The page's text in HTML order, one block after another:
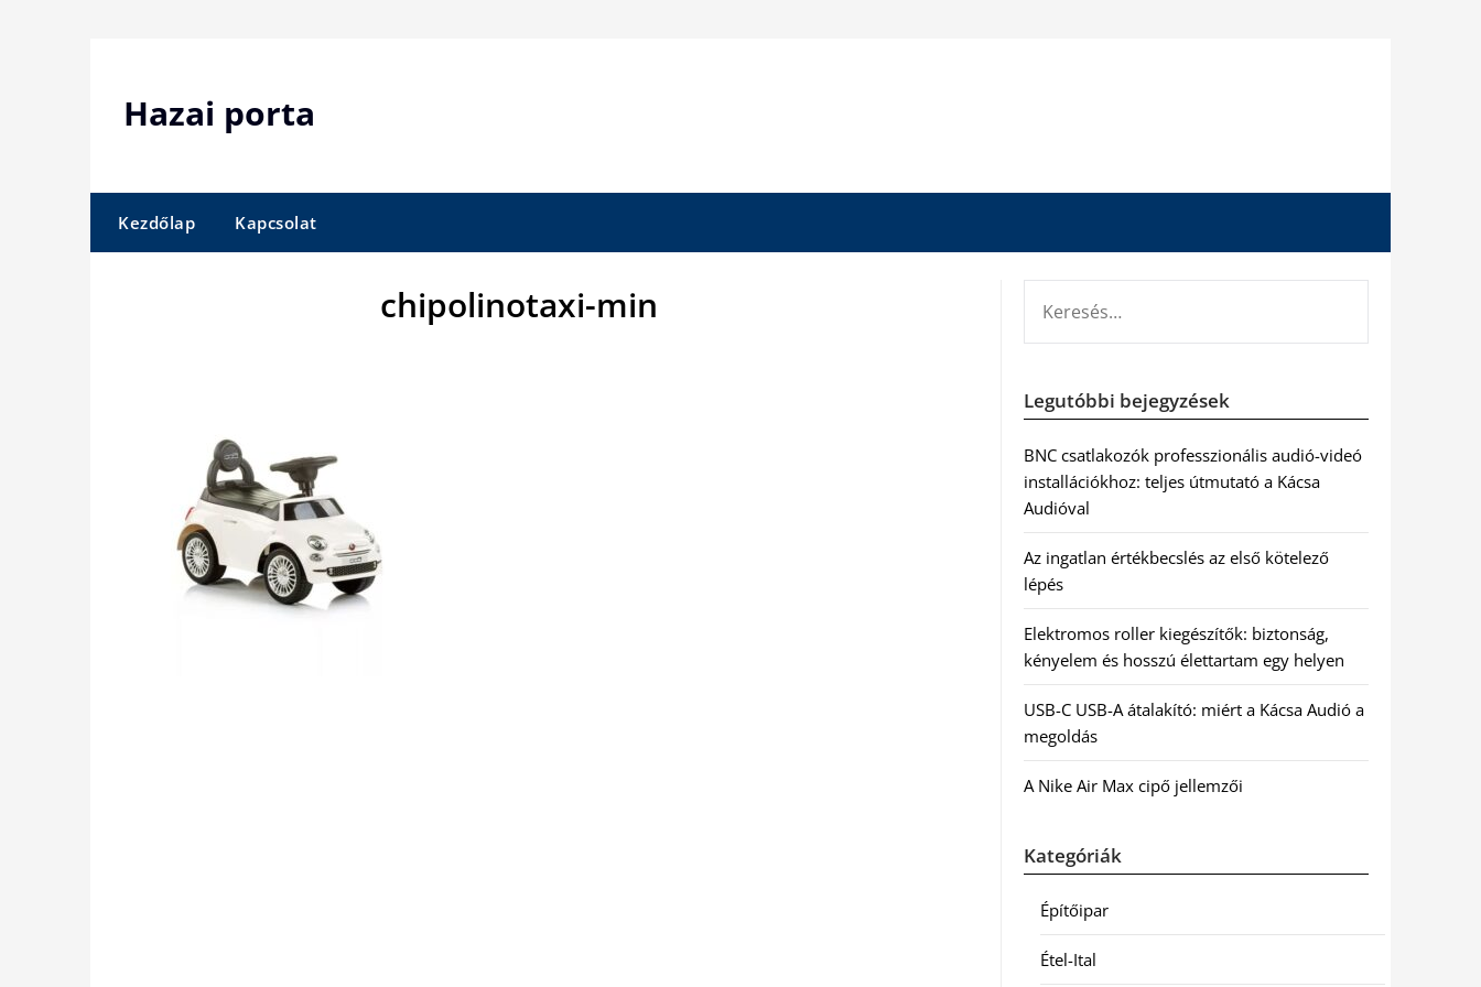
Hazai porta
Kezdőlap Kapcsolat
chipolinotaxi-min
Legutóbbi bejegyzések
BNC csatlakozók professzionális audió-videó
installációkhoz: teljes útmutató a Kácsa
Audióval
Az ingatlan értékbecslés az első kötelező
lépés
Elektromos roller kiegészítők: biztonság,
kényelem és hosszú élettartam egy helyen
USB-C USB-A átalakító: miért a Kácsa Audió a
megoldás
A Nike Air Max cipő jellemzői
Kategóriák
Építőipar
Étel-Ital